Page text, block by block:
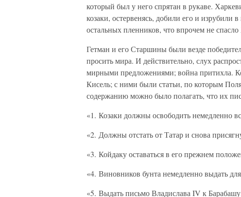
который был у него спрятан в рукаве.
козаки, остервенясь, добили его и изрубили
остальных пленников, что впрочем не
Гетман и его Старшины были везде
просить мира. И действительно, слух
мирными предложениями; война притихла.
Кисель; с ними были статьи, по которым
содержанию можно было полагать, что их
«1. Козаки должны освободить немедленно
«2. Должны отстать от Татар и снова
«3. Койдаку оставаться в его прежнем
«4. Виновников бунта немедленно выдать
«5. Выдать письмо Владислава IV к